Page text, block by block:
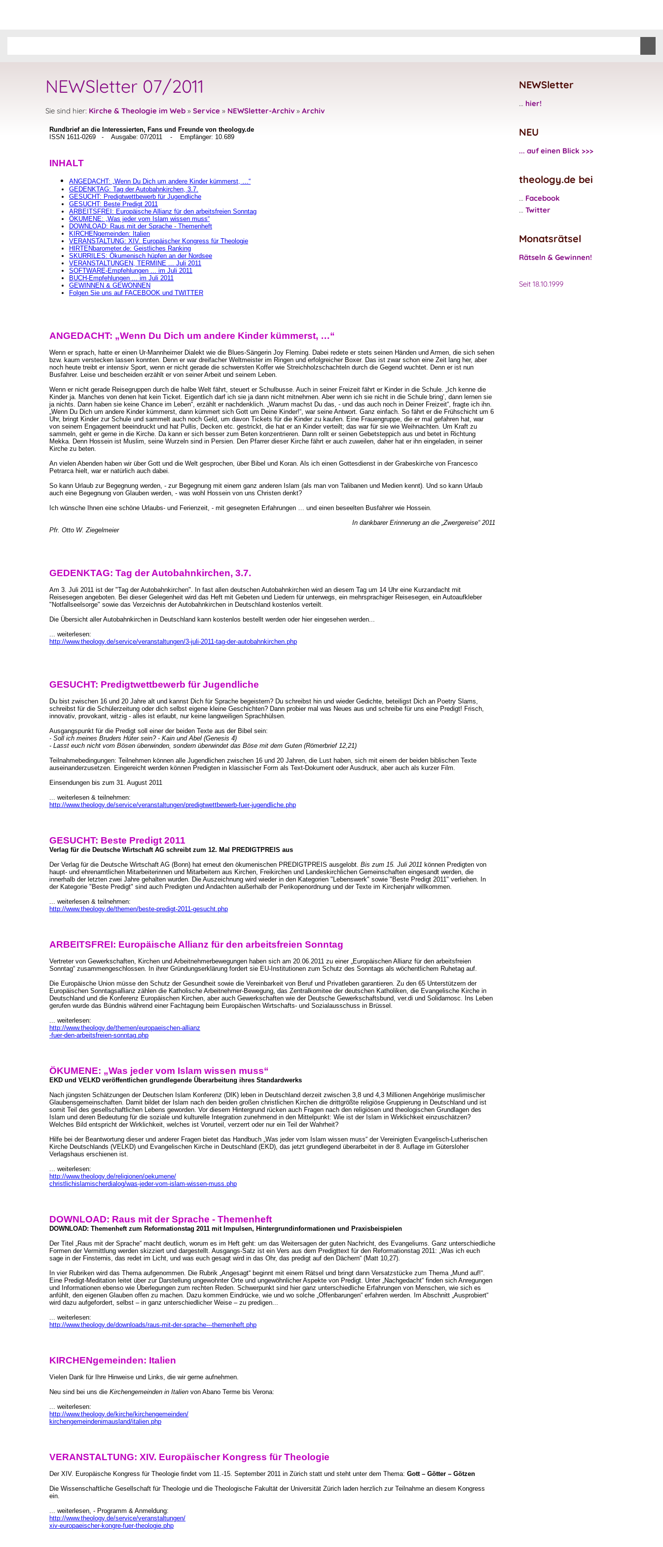
NEWSletter 07/2011
Sie sind hier: Kirche & Theologie im Web » Service » NEWSletter-Archiv » Archiv
Rundbrief an die Interessierten, Fans und Freunde von theology.de
ISSN 1611-0269 - Ausgabe: 07/2011 - Empfänger: 10.689
INHALT
ANGEDACHT: „Wenn Du Dich um andere Kinder kümmerst, …“
GEDENKTAG: Tag der Autobahnkirchen, 3.7.
GESUCHT: Predigtwettbewerb für Jugendliche
GESUCHT: Beste Predigt 2011
ARBEITSFREI: Europäische Allianz für den arbeitsfreien Sonntag
ÖKUMENE: „Was jeder vom Islam wissen muss“
DOWNLOAD: Raus mit der Sprache - Themenheft
KIRCHENgemeinden: Italien
VERANSTALTUNG: XIV. Europäischer Kongress für Theologie
HIRTENbarometer.de: Geistliches Ranking
SKURRILES: Ökumenisch hüpfen an der Nordsee
VERANSTALTUNGEN, TERMINE ... Juli 2011
SOFTWARE-Empfehlungen ... im Juli 2011
BUCH-Empfehlungen ... im Juli 2011
GEWINNEN & GEWONNEN
Folgen Sie uns auf FACEBOOK und TWITTER
ANGEDACHT: „Wenn Du Dich um andere Kinder kümmerst, …“
Wenn er sprach, hatte er einen Ur-Mannheimer Dialekt wie die Blues-Sängerin Joy Fleming. Dabei redete er stets seinen Händen und Armen, die sich sehen
bzw. kaum verstecken lassen konnten. Denn er war dreifacher Weltmeister im Ringen und erfolgreicher Boxer. Das ist zwar schon eine Zeit lang her, aber
noch heute treibt er intensiv Sport, wenn er nicht gerade die schwersten Koffer wie Streichholzschachteln durch die Gegend wuchtet. Denn er ist nun
Busfahrer. Leise und bescheiden erzählt er von seiner Arbeit und seinem Leben.
Wenn er nicht gerade Reisegruppen durch die halbe Welt fährt, steuert er Schulbusse. Auch in seiner Freizeit fährt er Kinder in die Schule. „Ich kenne die
Kinder ja. Manches von denen hat kein Ticket. Eigentlich darf ich sie ja dann nicht mitnehmen. Aber wenn ich sie nicht in die Schule bring’, dann lernen sie
ja nichts. Dann haben sie keine Chance im Leben“, erzählt er nachdenklich. „Warum machst Du das, - und das auch noch in Deiner Freizeit“, fragte ich ihn.
„Wenn Du Dich um andere Kinder kümmerst, dann kümmert sich Gott um Deine Kinder!“, war seine Antwort. Ganz einfach. So fährt er die Frühschicht um 6
Uhr, bringt Kinder zur Schule und sammelt auch noch Geld, um davon Tickets für die Kinder zu kaufen. Eine Frauengruppe, die er mal gefahren hat, war
von seinem Engagement beeindruckt und hat Pullis, Decken etc. gestrickt, die hat er an Kinder verteilt; das war für sie wie Weihnachten. Um Kraft zu
sammeln, geht er gerne in die Kirche. Da kann er sich besser zum Beten konzentrieren. Dann rollt er seinen Gebetsteppich aus und betet in Richtung
Mekka. Denn Hossein ist Muslim, seine Wurzeln sind in Persien. Den Pfarrer dieser Kirche fährt er auch zuweilen, daher hat er ihn eingeladen, in seiner
Kirche zu beten.
An vielen Abenden haben wir über Gott und die Welt gesprochen, über Bibel und Koran. Als ich einen Gottesdienst in der Grabeskirche von Francesco
Petrarca hielt, war er natürlich auch dabei.
So kann Urlaub zur Begegnung werden, - zur Begegnung mit einem ganz anderen Islam (als man von Talibanen und Medien kennt). Und so kann Urlaub
auch eine Begegnung von Glauben werden, - was wohl Hossein von uns Christen denkt?
Ich wünsche Ihnen eine schöne Urlaubs- und Ferienzeit, - mit gesegneten Erfahrungen … und einen beseelten Busfahrer wie Hossein.
In dankbarer Erinnerung an die „Zwergereise“ 2011
Pfr. Otto W. Ziegelmeier
GEDENKTAG: Tag der Autobahnkirchen, 3.7.
Am 3. Juli 2011 ist der "Tag der Autobahnkirchen". In fast allen deutschen Autobahnkirchen wird an diesem Tag um 14 Uhr eine Kurzandacht mit
Reisesegen angeboten. Bei dieser Gelegenheit wird das Heft mit Gebeten und Liedern für unterwegs, ein mehrsprachiger Reisesegen, ein Autoaufkleber
"Notfallseelsorge" sowie das Verzeichnis der Autobahnkirchen in Deutschland kostenlos verteilt.
Die Übersicht aller Autobahnkirchen in Deutschland kann kostenlos bestellt werden oder hier eingesehen werden...
... weiterlesen:
http://www.theology.de/service/veranstaltungen/3-juli-2011-tag-der-autobahnkirchen.php
GESUCHT: Predigtwettbewerb für Jugendliche
Du bist zwischen 16 und 20 Jahre alt und kannst Dich für Sprache begeistern? Du schreibst hin und wieder Gedichte, beteiligst Dich an Poetry Slams,
schreibst für die Schülerzeitung oder dich selbst eigene kleine Geschichten? Dann probier mal was Neues aus und schreibe für uns eine Predigt! Frisch,
innovativ, provokant, witzig - alles ist erlaubt, nur keine langweiligen Sprachhülsen.
Ausgangspunkt für die Predigt soll einer der beiden Texte aus der Bibel sein:
- Soll ich meines Bruders Hüter sein? - Kain und Abel (Genesis 4)
- Lasst euch nicht vom Bösen überwinden, sondern überwindet das Böse mit dem Guten (Römerbrief 12,21)
Teilnahmebedingungen: Teilnehmen können alle Jugendlichen zwischen 16 und 20 Jahren, die Lust haben, sich mit einem der beiden biblischen Texte
auseinanderzusetzen. Eingereicht werden können Predigten in klassischer Form als Text-Dokument oder Ausdruck, aber auch als kurzer Film.
Einsendungen bis zum 31. August 2011
... weiterlesen & teilnehmen:
http://www.theology.de/service/veranstaltungen/predigtwettbewerb-fuer-jugendliche.php
GESUCHT: Beste Predigt 2011
Verlag für die Deutsche Wirtschaft AG schreibt zum 12. Mal PREDIGTPREIS aus
Der Verlag für die Deutsche Wirtschaft AG (Bonn) hat erneut den ökumenischen PREDIGTPREIS ausgelobt. Bis zum 15. Juli 2011 können Predigten von
haupt- und ehrenamtlichen Mitarbeiterinnen und Mitarbeitern aus Kirchen, Freikirchen und Landeskirchlichen Gemeinschaften eingesandt werden, die
innerhalb der letzten zwei Jahre gehalten wurden. Die Auszeichnung wird wieder in den Kategorien "Lebenswerk" sowie "Beste Predigt 2011" verliehen. In
der Kategorie "Beste Predigt" sind auch Predigten und Andachten außerhalb der Perikopenordnung und der Texte im Kirchenjahr willkommen.
... weiterlesen & teilnehmen:
http://www.theology.de/themen/beste-predigt-2011-gesucht.php
ARBEITSFREI: Europäische Allianz für den arbeitsfreien Sonntag
Vertreter von Gewerkschaften, Kirchen und Arbeitnehmerbewegungen haben sich am 20.06.2011 zu einer „Europäischen Allianz für den arbeitsfreien
Sonntag“ zusammengeschlossen. In ihrer Gründungserklärung fordert sie EU-Institutionen zum Schutz des Sonntags als wöchentlichem Ruhetag auf.
Die Europäische Union müsse den Schutz der Gesundheit sowie die Vereinbarkeit von Beruf und Privatleben garantieren. Zu den 65 Unterstützern der
Europäischen Sonntagsallianz zählen die Katholische Arbeitnehmer-Bewegung, das Zentralkomitee der deutschen Katholiken, die Evangelische Kirche in
Deutschland und die Konferenz Europäischen Kirchen, aber auch Gewerkschaften wie der Deutsche Gewerkschaftsbund, ver.di und Solidarnosc. Ins Leben
gerufen wurde das Bündnis während einer Fachtagung beim Europäischen Wirtschafts- und Sozialausschuss in Brüssel.
... weiterlesen:
http://www.theology.de/themen/europaeischen-allianz
-fuer-den-arbeitsfreien-sonntag.php
ÖKUMENE: „Was jeder vom Islam wissen muss“
EKD und VELKD veröffentlichen grundlegende Überarbeitung ihres Standardwerks
Nach jüngsten Schätzungen der Deutschen Islam Konferenz (DIK) leben in Deutschland derzeit zwischen 3,8 und 4,3 Millionen Angehörige muslimischer
Glaubensgemeinschaften. Damit bildet der Islam nach den beiden großen christlichen Kirchen die drittgrößte religiöse Gruppierung in Deutschland und ist
somit Teil des gesellschaftlichen Lebens geworden. Vor diesem Hintergrund rücken auch Fragen nach den religiösen und theologischen Grundlagen des
Islam und deren Bedeutung für die soziale und kulturelle Integration zunehmend in den Mittelpunkt: Wie ist der Islam in Wirklichkeit einzuschätzen?
Welches Bild entspricht der Wirklichkeit, welches ist Vorurteil, verzerrt oder nur ein Teil der Wahrheit?
Hilfe bei der Beantwortung dieser und anderer Fragen bietet das Handbuch „Was jeder vom Islam wissen muss“ der Vereinigten Evangelisch-Lutherischen
Kirche Deutschlands (VELKD) und Evangelischen Kirche in Deutschland (EKD), das jetzt grundlegend überarbeitet in der 8. Auflage im Gütersloher
Verlagshaus erschienen ist.
... weiterlesen:
http://www.theology.de/religionen/oekumene/
christlichislamischerdialog/was-jeder-vom-islam-wissen-muss.php
DOWNLOAD: Raus mit der Sprache - Themenheft
DOWNLOAD: Themenheft zum Reformationstag 2011 mit Impulsen, Hintergrundinformationen und Praxisbeispielen
Der Titel „Raus mit der Sprache“ macht deutlich, worum es im Heft geht: um das Weitersagen der guten Nachricht, des Evangeliums. Ganz unterschiedliche
Formen der Vermittlung werden skizziert und dargestellt. Ausgangs-Satz ist ein Vers aus dem Predigttext für den Reformationstag 2011: „Was ich euch
sage in der Finsternis, das redet im Licht, und was euch gesagt wird in das Ohr, das predigt auf den Dächern“ (Matt 10,27).
In vier Rubriken wird das Thema aufgenommen. Die Rubrik „Angesagt“ beginnt mit einem Rätsel und bringt dann Versatzstücke zum Thema „Mund auf!“.
Eine Predigt-Meditation leitet über zur Darstellung ungewohnter Orte und ungewöhnlicher Aspekte von Predigt. Unter „Nachgedacht“ finden sich Anregungen
und Informationen ebenso wie Überlegungen zum rechten Reden. Schwerpunkt sind hier ganz unterschiedliche Erfahrungen von Menschen, wie sich es
anfühlt, den eigenen Glauben offen zu machen. Dazu kommen Eindrücke, wie und wo solche „Offenbarungen“ erfahren werden. Im Abschnitt „Ausprobiert“
wird dazu aufgefordert, selbst – in ganz unterschiedlicher Weise – zu predigen...
... weiterlesen:
http://www.theology.de/downloads/raus-mit-der-sprache---themenheft.php
KIRCHENgemeinden: Italien
Vielen Dank für Ihre Hinweise und Links, die wir gerne aufnehmen.
Neu sind bei uns die Kirchengemeinden in Italien von Abano Terme bis Verona:
... weiterlesen:
http://www.theology.de/kirche/kirchengemeinden/
kirchengemeindenimausland/italien.php
VERANSTALTUNG: XIV. Europäischer Kongress für Theologie
Der XIV. Europäische Kongress für Theologie findet vom 11.-15. September 2011 in Zürich statt und steht unter dem Thema: Gott – Götter – Götzen
Die Wissenschaftliche Gesellschaft für Theologie und die Theologische Fakultät der Universität Zürich laden herzlich zur Teilnahme an diesem Kongress
ein.
... weiterlesen, - Programm & Anmeldung:
http://www.theology.de/service/veranstaltungen/
xiv-europaeischer-kongre-fuer-theologie.php
NEWSletter
... hier!
NEU
... auf einen Blick >>>
theology.de bei
... Facebook
... Twitter
Monatsrätsel
Rätseln & Gewinnen!
Seit 18.10.1999